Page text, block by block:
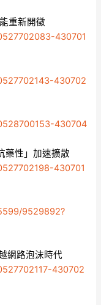
重新開徵
430701
430702
430704
藥性」加速擴散
430701
9529892?
網路泡沫時代
430702